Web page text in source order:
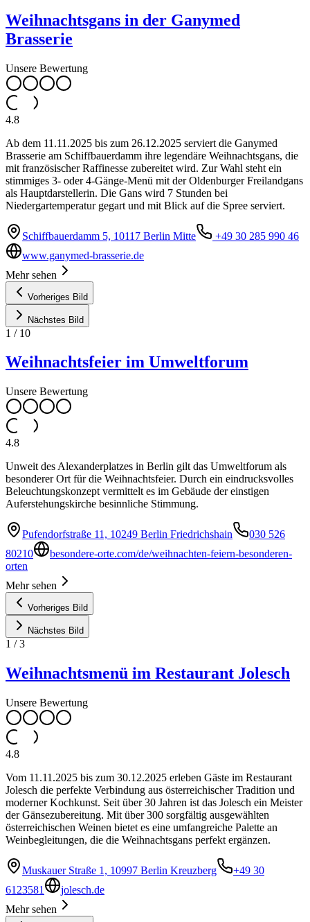
Weihnachtsgans in der Ganymed
Brasserie
Unsere Bewertung
4.8
Ab dem 11.11.2025 bis zum 26.12.2025 serviert die Ganymed
Brasserie am Schiffbauerdamm ihre legendäre Weihnachtsgans, die
mit französischer Raffinesse zubereitet wird. Zur Wahl steht ein
stimmiges 3- oder 4-Gänge-Menü mit der Oldenburger Freilandgans
als Hauptdarstellerin. Die Gans wird 7 Stunden bei
Niedergartemperatur gegart und mit Blick auf die Spree serviert.
Schiffbauerdamm 5, 10117 Berlin Mitte
+49 30 285 990 46
www.ganymed-brasserie.de
Mehr sehen
Vorheriges Bild
Nächstes Bild
1 / 10
Weihnachtsfeier im Umweltforum
Unsere Bewertung
4.8
Unweit des Alexanderplatzes in Berlin gilt das Umweltforum als
besonderer Ort für die Weihnachtsfeier. Durch ein eindrucksvolles
Beleuchtungskonzept vermittelt es im Gebäude der einstigen
Auferstehungskirche besinnliche Stimmung.
Pufendorfstraße 11, 10249 Berlin Friedrichshain
030 526
80210
besondere-orte.com/de/weihnachten-feiern-besonderen-
orten
Mehr sehen
Vorheriges Bild
Nächstes Bild
1 /3
Weihnachtsmenü im Restaurant Jolesch
Unsere Bewertung
4.8
Vom 11.11.2025 bis zum 30.12.2025 erleben Gäste im Restaurant
Jolesch die perfekte Verbindung aus österreichischer Tradition und
moderner Kochkunst. Seit über 30 Jahren ist das Jolesch ein Meister
der Gänsezubereitung. Mit über 300 sorgfältig ausgewählten
österreichischen Weinen bietet es eine umfangreiche Palette an
Weinbegleitungen, die die Weihnachtsgans perfekt ergänzen.
Muskauer Straße 1, 10997 Berlin Kreuzberg
+49 30
6123581
jolesch.de
Mehr sehen